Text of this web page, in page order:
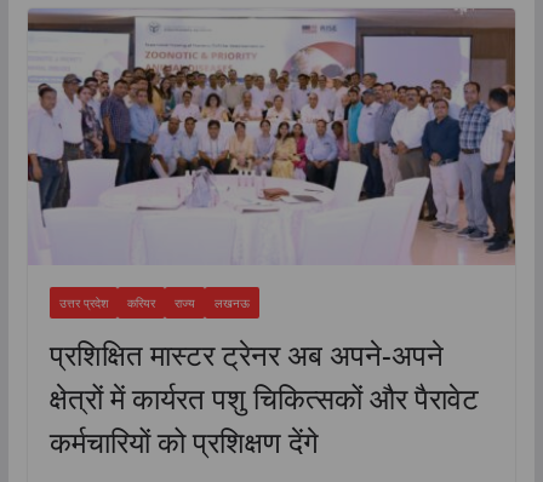
उत्तर प्रदेश करियर राज्य लखनऊ
प्रशिक्षित मास्टर ट्रेनर अब अपने-अपने
क्षेत्रों में कार्यरत पशु चिकित्सकों और पैरावेट
कर्मचारियों को प्रशिक्षण देंगे